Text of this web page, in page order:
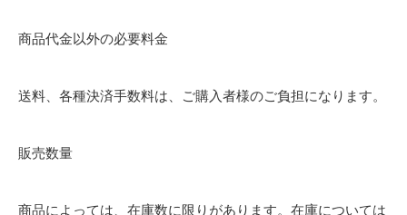
商品代金以外の必要料金
送料、各種決済手数料は、ご購入者様のご負担になります。
販売数量
商品によっては、在庫数に限りがあります。在庫については